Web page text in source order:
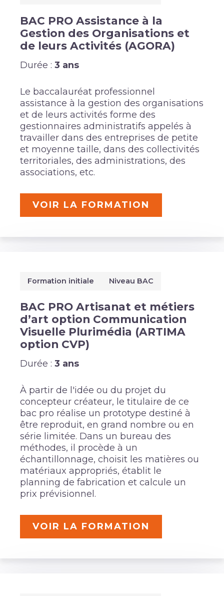
BAC PRO Assistance à la
Gestion des Organisations et
de leurs Activités (AGORA)
Durée : 3 ans
Le baccalauréat professionnel
assistance à la gestion des organisations
et de leurs activités forme des
gestionnaires administratifs appelés à
travailler dans des entreprises de petite
et moyenne taille, dans des collectivités
territoriales, des administrations, des
associations, etc.
VOIR LA FORMATION
Formation initiale Niveau BAC
BAC PRO Artisanat et métiers
d’art option Communication
Visuelle Plurimédia (ARTIMA
option CVP)
Durée : 3 ans
À partir de l'idée ou du projet du
concepteur créateur, le titulaire de ce
bac pro réalise un prototype destiné à
être reproduit, en grand nombre ou en
série limitée. Dans un bureau des
méthodes, il procède à un
échantillonnage, choisit les matières ou
matériaux appropriés, établit le
planning de fabrication et calcule un
prix prévisionnel.
VOIR LA FORMATION